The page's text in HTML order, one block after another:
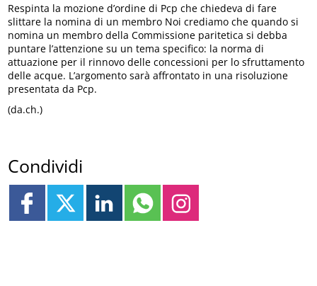
Respinta la mozione d’ordine di Pcp che chiedeva di fare
slittare la nomina di un membro Noi crediamo che quando si
nomina un membro della Commissione paritetica si debba
puntare l’attenzione su un tema specifico: la norma di
attuazione per il rinnovo delle concessioni per lo sfruttamento
delle acque. L’argomento sarà affrontato in una risoluzione
presentata da Pcp.
(da.ch.)
Condividi